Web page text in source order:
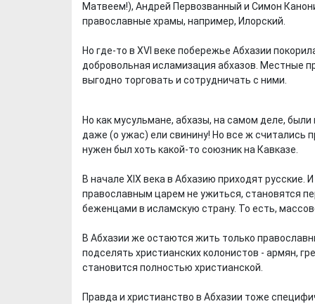
Матвеем!), Андрей Первозванный и Симон
православные храмы, например, Илорский.
Но где-то в XVI веке побережье Абхазии
добровольная исламизация абхазов. Местные
выгодно торговать и сотрудничать с ними.
Но как мусульмане, абхазы, на самом деле,
даже (о ужас) ели свинину! Но все ж считались
нужен был хоть какой-то союзник на Кавказе.
В начале XIX века в Абхазию приходят русские.
православным царем не ужиться, становятся
беженцами в исламскую страну. То есть,
В Абхазии же остаются жить только
подселять христианских колонистов - армян,
становится полностью христианской.
Правда и христианство в Абхазии тоже